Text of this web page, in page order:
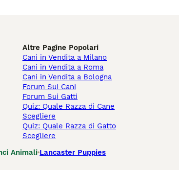
Altre Pagine Popolari
Cani in Vendita a Milano
Cani in Vendita a Roma
Cani in Vendita a Bologna
Forum Sui Cani
Forum Sui Gatti
Quiz: Quale Razza di Cane
Scegliere
Quiz: Quale Razza di Gatto
Scegliere
Animali Lancaster Puppies